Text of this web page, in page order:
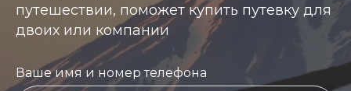
путешествии, поможет купить путевку для
двоих или компании
Ваше имя и номер телефона